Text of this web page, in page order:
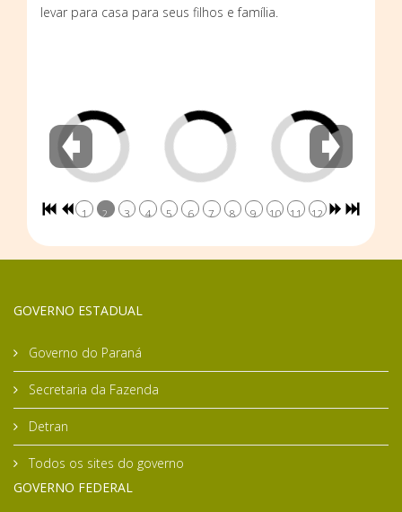
levar para casa para seus filhos e família.
1 2 3 4 5 6 7 8 9 10 11 12
GOVERNO ESTADUAL
Governo do Paraná
Secretaria da Fazenda
Detran
Todos os sites do governo
GOVERNO FEDERAL